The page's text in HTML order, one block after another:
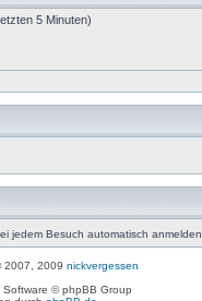
5 Minuten)
jedem Besuch automatisch anmelden
2009 nickvergessen
Software © phpBB Group